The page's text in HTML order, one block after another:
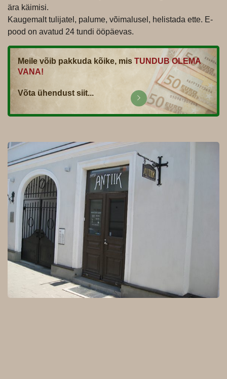
ära käimisi.
Kaugemalt tulijatel, palume, võimalusel, helistada ette. E-
pood on avatud 24 tundi ööpäevas.
Meile võib pakkuda kõike, mis TUNDUB OLEMA
VANA!
Võta ühendust siit...